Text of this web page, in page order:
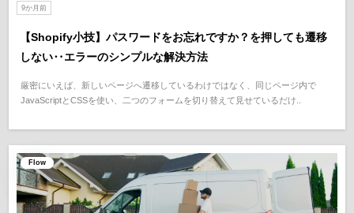
9か月前
【Shopify小技】パスワードをお忘れですか？を押しても遷移
しない‥エラーのシンプルな解決方法
厳密にいえば、新しいページへ遷移しているわけではなく、同じページ内で
JavaScriptとCSSを使い、二つのフォームを切り替えて見せているだけ..
Flow